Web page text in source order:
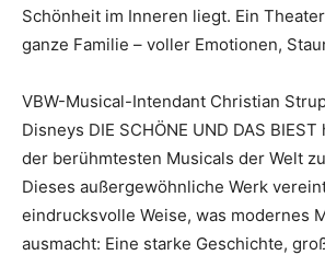
Schönheit im Inneren liegt. Ein
ganze Familie – voller Emotionen,
VBW-Musical-Intendant Christian
Disneys DIE SCHÖNE UND DAS
der berühmtesten Musicals der Welt
Dieses außergewöhnliche Werk
eindrucksvolle Weise, was modernes
ausmacht: Eine starke Geschichte,